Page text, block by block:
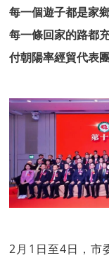
每一個遊子都是家
每一條回家的路都
付朝陽率經貿代表
2月1日至4日，市